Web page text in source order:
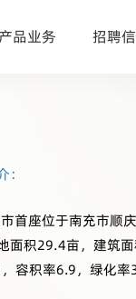
产品业务 招聘
市首座位于南充市顺
面积29.4亩，建筑
容积率6.9，绿化率